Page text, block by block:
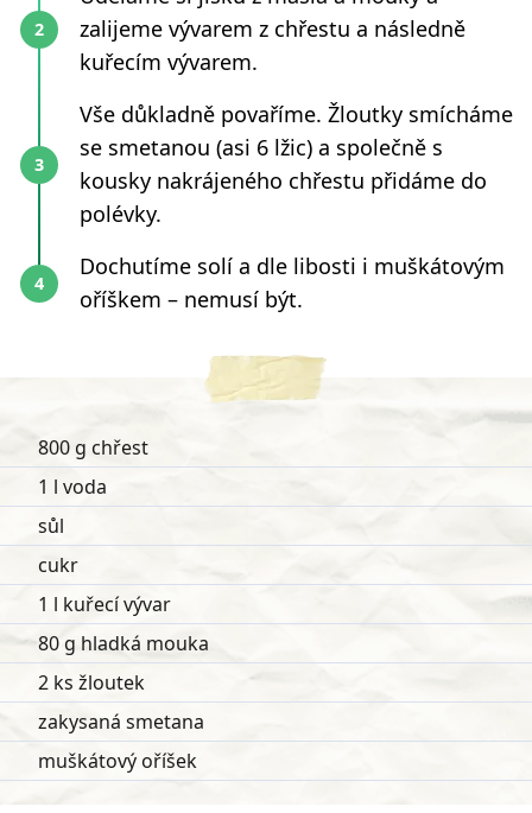
zalijeme vývarem z chřestu a následně
kuřecím vývarem.
Vše důkladně povaříme. Žloutky smícháme
se smetanou (asi 6 lžic) a společně s
kousky nakrájeného chřestu přidáme do
polévky.
Dochutíme solí a dle libosti i muškátovým
oříškem – nemusí být.
800 g chřest
1 l voda
sůl
cukr
1 l kuřecí vývar
80 g hladká mouka
2 ks žloutek
zakysaná smetana
muškátový oříšek